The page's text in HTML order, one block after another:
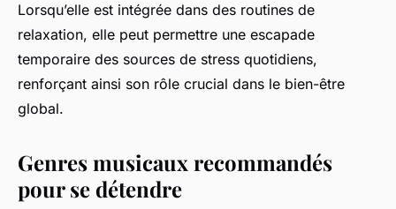
Lorsqu’elle est intégrée dans des routines de
relaxation, elle peut permettre une escapade
temporaire des sources de stress quotidiens,
renforçant ainsi son rôle crucial dans le bien-être
global.
Genres musicaux recommandés
pour se détendre